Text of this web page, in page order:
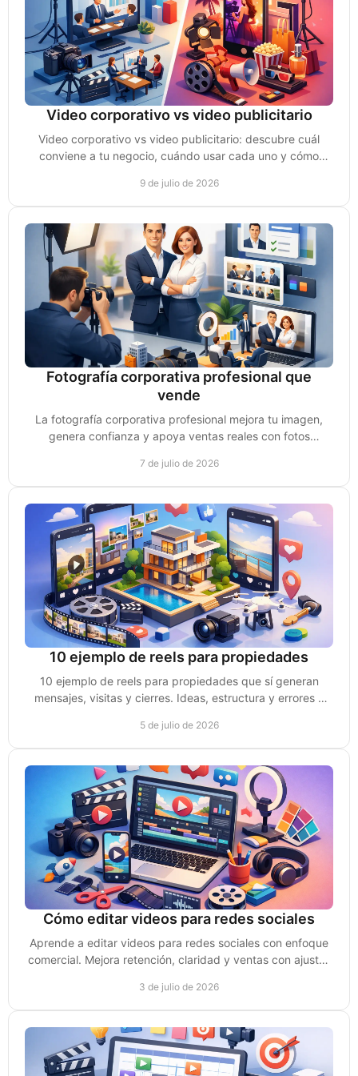
Video corporativo vs video publicitario
Video corporativo vs video publicitario: descubre cuál
conviene a tu negocio, cuándo usar cada uno y cómo
9 de julio de 2026
Fotografía corporativa profesional que
vende
La fotografía corporativa profesional mejora tu imagen,
genera confianza y apoya ventas reales con fotos
7 de julio de 2026
10 ejemplo de reels para propiedades
10 ejemplo de reels para propiedades que sí generan
mensajes, visitas y cierres. Ideas, estructura y errores a
5 de julio de 2026
Cómo editar videos para redes sociales
Aprende a editar videos para redes sociales con enfoque
comercial. Mejora retención, claridad y ventas con ajustes
3 de julio de 2026